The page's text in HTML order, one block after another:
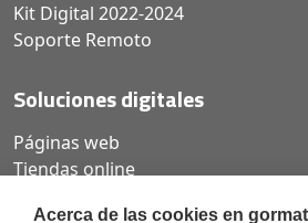
Acerca de las cookies en
Kit Digital 2022-2024
Soporte Remoto
Soluciones digitales
Páginas web
Tiendas online